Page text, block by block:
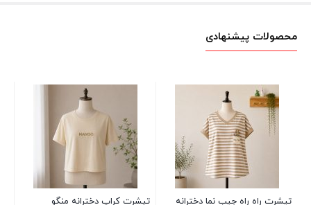
محصولات پیشنهادی
تیشرت راه راه جیب نما دخترانه تیشرت کراپ دخترانه منگو